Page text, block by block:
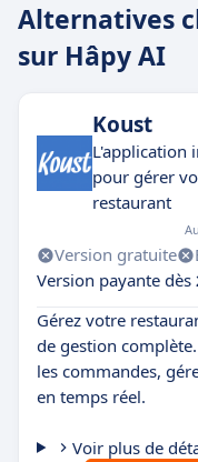
Alternatives
sur Hâpy AI
Koust
L'application
pour gérer
restaurant
Version gratuite
Version payante dès
Gérez votre
de gestion
les commandes,
en temps réel.
Voir plus de